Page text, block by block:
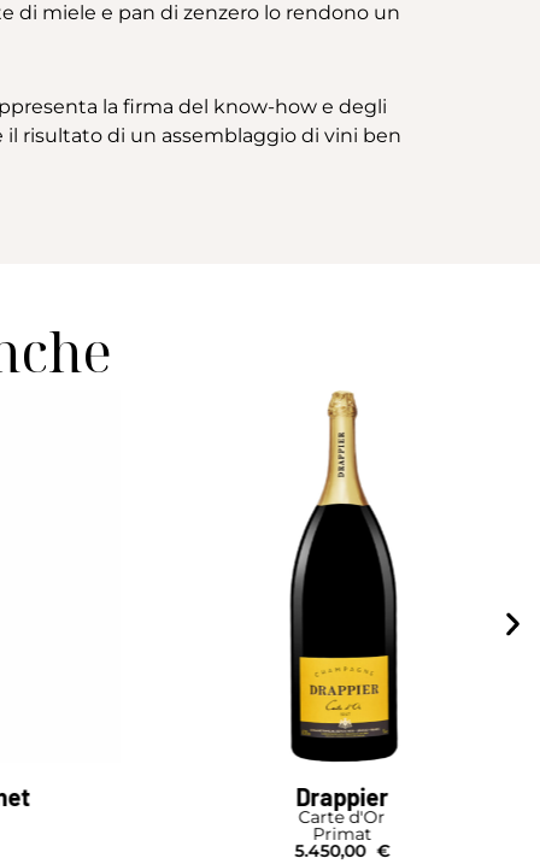
di miele e pan di zenzero lo rendono un
la firma del know-how e degli
il risultato di un assemblaggio di vini ben
Barons de Rothschild
Rosé
Bouteille
73,00 €